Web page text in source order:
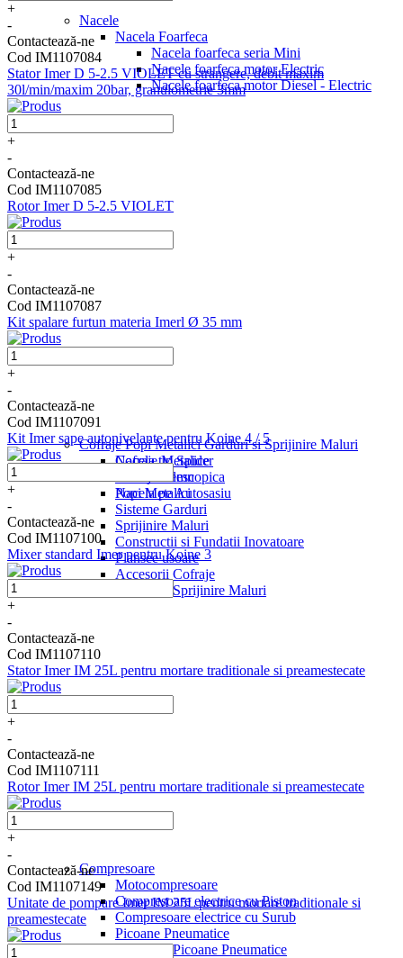
Nacele
Nacela Foarfeca
Nacela foarfeca seria Mini
Nacele foarfeca motor Electric
Nacele foarfeca motor Diesel - Electric
Nacela tip Spider
Nacela Telescopica
Nacela pe Autosasiu
Cofraje Popi Metalici Garduri si Sprijinire Maluri
Cofraje Metalice
Cofraje Lemn
Popi Metalici
Sisteme Garduri
Sprijinire Maluri
Constructii si Fundatii Inovatoare
Plansee usoare
Accesorii Cofraje
Accesorii Sprijinire Maluri
Compresoare
Motocompresoare
Compresoare electrice cu Piston
Compresoare electrice cu Surub
Picoane Pneumatice
Accesorii Picoane Pneumatice
+
-
Contactează-ne
Cod IM1107084
Stator Imer D 5-2.5 VIOLET cu strangere, debit maxim
30l/min/maxim 20bar, granulometrie 3mm
+
-
Contactează-ne
Cod IM1107085
Rotor Imer D 5-2.5 VIOLET
+
-
Contactează-ne
Cod IM1107087
Kit spalare furtun materia Imerl Ø 35 mm
+
-
Contactează-ne
Cod IM1107091
Kit Imer sape autonivelante pentru Koine 4 / 5
+
-
Contactează-ne
Cod IM1107100
Mixer standard Imer pentru Koine 3
+
-
Contactează-ne
Cod IM1107110
Stator Imer IM 25L pentru mortare traditionale si preamestecate
+
-
Contactează-ne
Cod IM1107111
Rotor Imer IM 25L pentru mortare traditionale si preamestecate
+
-
Contactează-ne
Cod IM1107149
Unitate de pompare Imer IM 25L pentru mortare traditionale si
preamestecate